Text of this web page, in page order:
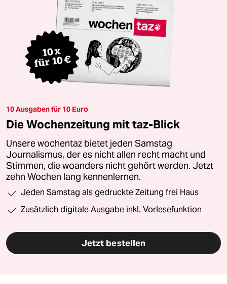
10 Ausgaben für 10 Euro
Die Wochenzeitung mit taz-Blick
Unsere wochentaz bietet jeden Samstag
Journalismus, der es nicht allen recht macht und
Stimmen, die woanders nicht gehört werden. Jetzt
zehn Wochen lang kennenlernen.
Jeden Samstag als gedruckte Zeitung frei Haus
Zusätzlich digitale Ausgabe inkl. Vorlesefunktion
Jetzt bestellen